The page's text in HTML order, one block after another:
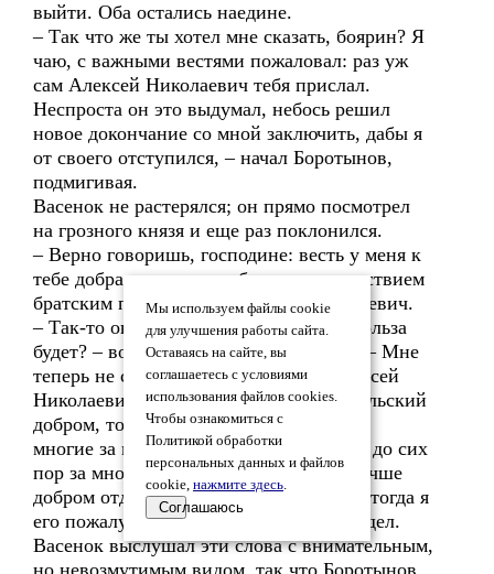
выйти. Оба остались наедине.
– Так что же ты хотел мне сказать, боярин? Я
чаю, с важными вестями пожаловал: раз уж
сам Алексей Николаевич тебя прислал.
Неспроста он это выдумал, небось решил
новое докончание со мной заключить, дабы я
от своего отступился, – начал Боротынов,
подмигивая.
Васенок не растерялся; он прямо посмотрел
на грозного князя и еще раз поклонился.
– Верно говоришь, господине: весть у меня к
тебе добрая: с миром добрым и приветствием
братским послал меня Алексей Николаевич.
– Так-то оно так, да мне в том какая польза
будет? – возразил, смеясь, Боротынов. – Мне
теперь не с руки уступать, и если Алексей
Николаевич не вернет мне стол родительский
добром, то я силой свое возьму. Нынче
многие за меня стали, и преимущество до сих
пор за мной остается; право же, ему лучше
добром отдать великое княжение, а уж тогда я
его пожалую и дам ему за то держать удел.
Васенок выслушал эти слова с внимательным,
но невозмутимым видом, так что Боротынов
Мы используем файлы cookie
для улучшения работы сайта.
Оставаясь на сайте, вы
соглашаетесь с условиями
использования файлов cookies.
Чтобы ознакомиться с
Политикой обработки
персональных данных и файлов
cookie, нажмите здесь.
Соглашаюсь